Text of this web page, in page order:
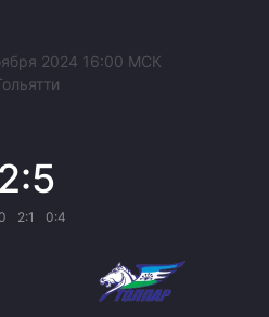
2024 16:00 МСК
2:5
2:1 0:4